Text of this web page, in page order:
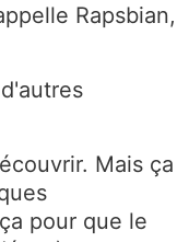
Rapsbian,
Mais ça
pour que le